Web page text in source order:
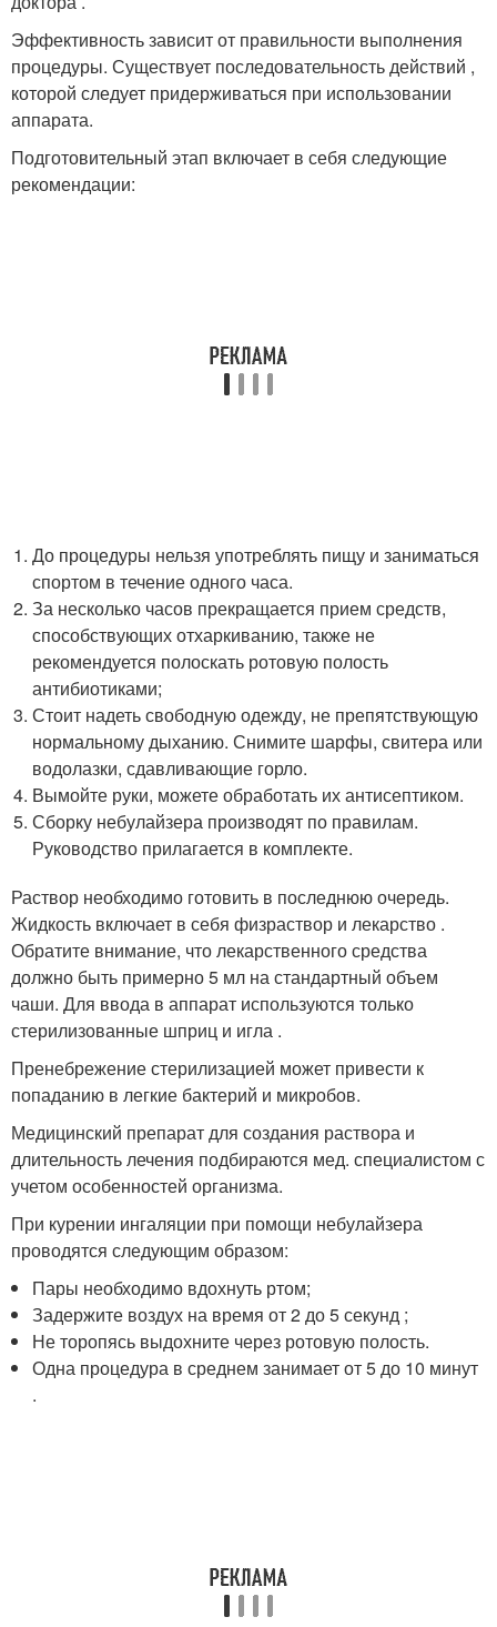
Эффективность зависит от правильности выполнения
процедуры. Существует последовательность действий ,
которой следует придерживаться при использовании
аппарата.
Подготовительный этап включает в себя следующие
рекомендации:
До процедуры нельзя употреблять пищу и заниматься
спортом в течение одного часа.
За несколько часов прекращается прием средств,
способствующих отхаркиванию, также не
рекомендуется полоскать ротовую полость
антибиотиками;
Стоит надеть свободную одежду, не препятствующую
нормальному дыханию. Снимите шарфы, свитера или
водолазки, сдавливающие горло.
Вымойте руки, можете обработать их антисептиком.
Сборку небулайзера производят по правилам.
Руководство прилагается в комплекте.
Раствор необходимо готовить в последнюю очередь.
Жидкость включает в себя физраствор и лекарство .
Обратите внимание, что лекарственного средства
должно быть примерно 5 мл на стандартный объем
чаши. Для ввода в аппарат используются только
стерилизованные шприц и игла .
Пренебрежение стерилизацией может привести к
попаданию в легкие бактерий и микробов.
Медицинский препарат для создания раствора и
длительность лечения подбираются мед. специалистом с
учетом особенностей организма.
При курении ингаляции при помощи небулайзера
проводятся следующим образом:
Пары необходимо вдохнуть ртом;
Задержите воздух на время от 2 до 5 секунд ;
Не торопясь выдохните через ротовую полость.
Одна процедура в среднем занимает от 5 до 10 минут
.